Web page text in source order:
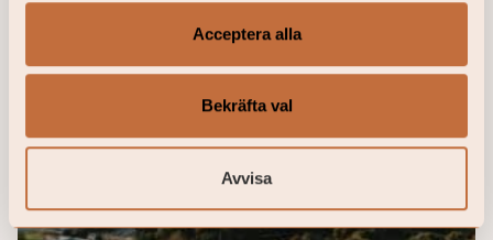
Acceptera alla
Bekräfta val
Avvisa